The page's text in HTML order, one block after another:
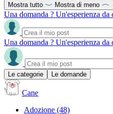
Mostra tutto Mostra di meno
Una domanda ? Un'esperienza
Una domanda ? Un'esperienza
Le categorie Le domande
Cane
Adozione (48)